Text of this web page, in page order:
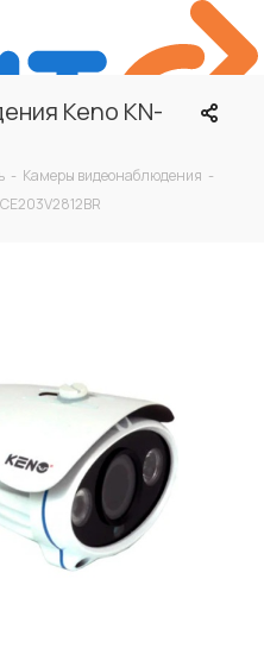
Keno KN-
- Камеры видеонаблюдения -